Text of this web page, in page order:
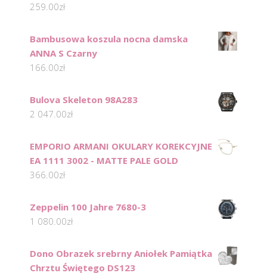
259.00zł
Bambusowa koszula nocna damska
ANNA S Czarny
166.00zł
Bulova Skeleton 98A283
2 047.00zł
EMPORIO ARMANI OKULARY KOREKCYJNE
EA 1111 3002 - MATTE PALE GOLD
366.00zł
Zeppelin 100 Jahre 7680-3
1 080.00zł
Dono Obrazek srebrny Aniołek Pamiątka
Chrztu Świętego DS123